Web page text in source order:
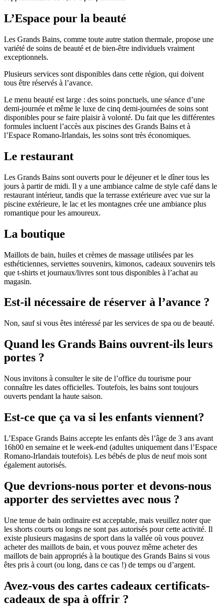
L’Espace pour la beauté
Les Grands Bains, comme toute autre station thermale, propose une
variété de soins de beauté et de bien-être individuels vraiment
exceptionnels.
Plusieurs services sont disponibles dans cette région, qui doivent
tous être réservés à l’avance.
Le menu beauté est large : des soins ponctuels, une séance d’une
demi-journée et même le luxe de cinq demi-journées de soins sont
disponibles pour se faire plaisir à volonté. Du fait que les différentes
formules incluent l’accès aux piscines des Grands Bains et à
l’Espace Romano-Irlandais, les soins sont très économiques.
Le restaurant
Les Grands Bains sont ouverts pour le déjeuner et le dîner tous les
jours à partir de midi. Il y a une ambiance calme de style café dans le
restaurant intérieur, tandis que la terrasse extérieure avec vue sur la
piscine extérieure, le lac et les montagnes crée une ambiance plus
romantique pour les amoureux.
La boutique
Maillots de bain, huiles et crèmes de massage utilisées par les
esthéticiennes, serviettes souvenirs, kimonos, cadeaux souvenirs tels
que t-shirts et journaux/livres sont tous disponibles à l’achat au
magasin.
Est-il nécessaire de réserver à l’avance ?
Non, sauf si vous êtes intéressé par les services de spa ou de beauté.
Quand les Grands Bains ouvrent-ils leurs
portes ?
Nous invitons à consulter le site de l’office du tourisme pour
connaître les dates officielles. Toutefois, les bains sont toujours
ouverts pendant la haute saison.
Est-ce que ça va si les enfants viennent?
L’Espace Grands Bains accepte les enfants dès l’âge de 3 ans avant
16h00 en semaine et le week-end (adultes uniquement dans l’Espace
Romano-Irlandais toutefois). Les bébés de plus de neuf mois sont
également autorisés.
Que devrions-nous porter et devons-nous
apporter des serviettes avec nous ?
Une tenue de bain ordinaire est acceptable, mais veuillez noter que
les shorts courts ou longs ne sont pas autorisés pour cette activité. Il
existe plusieurs magasins de sport dans la vallée où vous pouvez
acheter des maillots de bain, et vous pouvez même acheter des
maillots de bain appropriés à la boutique des Grands Bains si vous
êtes pris à court (ou long, dans ce cas !) de temps ou d’argent.
Avez-vous des cartes cadeaux certificats-
cadeaux de spa à offrir ?